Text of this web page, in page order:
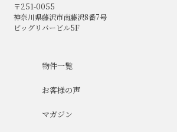
〒251-0055
神奈川県藤沢市南藤沢8番7号
ビッグリバービル5F
物件一覧
お客様の声
マガジン